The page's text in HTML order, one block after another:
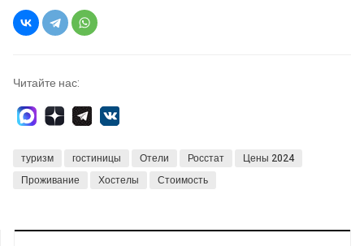
Читайте нас:
туризм гостиницы Отели Росстат
Цены 2024
Проживание
Хостелы Стоимость